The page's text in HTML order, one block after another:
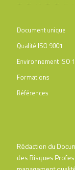
Document unique
Qualité ISO 9001
Environnement ISO
Formations
Références
Rédaction du
des Risques